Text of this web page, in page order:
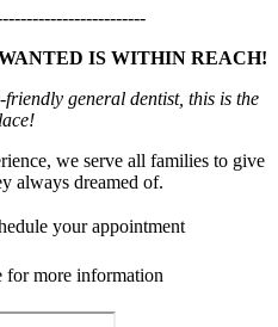
IS WITHIN REACH!
general dentist, this is the
we serve all families to give
always dreamed of.
your appointment
for more information